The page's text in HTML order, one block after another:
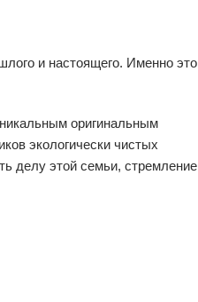
и настоящего. Именно это
оригинальным
экологически чистых
делу этой семьи, стремление